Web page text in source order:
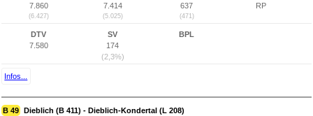
7.860
(6.427)
7.414
(5.025)
637
(471)
RP
DTV
7.580
SV
174
(2,3%)
BPL
Infos...
B 49 Dieblich (B 411) - Dieblich-Kondertal (L 208)